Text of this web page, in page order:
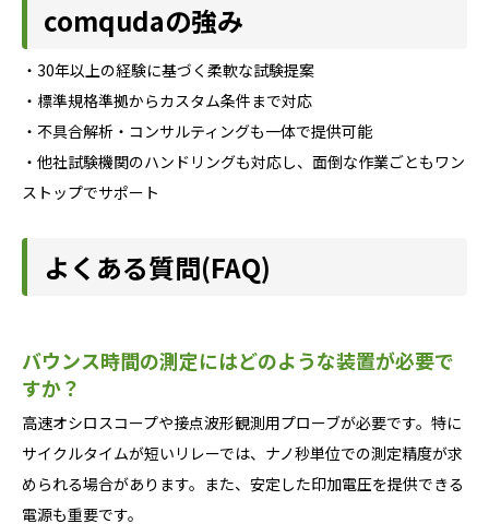
comqudaの強み
・30年以上の経験に基づく柔軟な試験提案
・標準規格準拠からカスタム条件まで対応
・不具合解析・コンサルティングも一体で提供可能
・他社試験機関のハンドリングも対応し、面倒な作業ごともワン
ストップでサポート
よくある質問(FAQ)
バウンス時間の測定にはどのような装置が必要で
すか？
高速オシロスコープや接点波形観測用プローブが必要です。特に
サイクルタイムが短いリレーでは、ナノ秒単位での測定精度が求
められる場合があります。また、安定した印加電圧を提供できる
電源も重要です。